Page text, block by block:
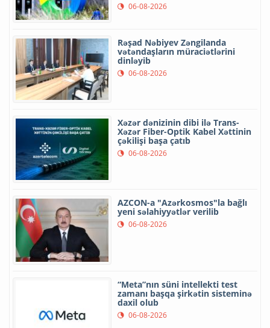
06-08-2026
Rəşad Nəbiyev Zəngilanda
vətəndaşların müraciətlərini
dinləyib
06-08-2026
Xəzər dənizinin dibi ilə Trans-
Xəzər Fiber-Optik Kabel Xəttinin
çəkilişi başa çatıb
06-08-2026
AZCON-a "Azərkosmos"la bağlı
yeni səlahiyyətlər verilib
06-08-2026
“Meta”nın süni intellekti test
zamanı başqa şirkətin sisteminə
daxil olub
06-08-2026